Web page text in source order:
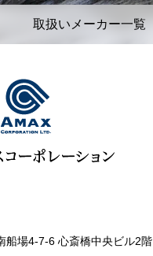
取扱いメーカー一覧
船場4-7-6 心斎橋中央ビル2階